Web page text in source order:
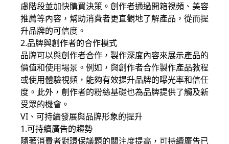
慮階段並加快購買決策。創作者通過開箱視頻、美容
推薦等內容，幫助消費者更直觀地了解產品，從而提
升品牌的可信度。
2.品牌與創作者的合作模式
品牌可以與創作者合作，製作深度內容來展示產品的
價值和使用場景。例如，與創作者合作製作產品教程
或使用體驗視頻，能夠有效提升品牌的曝光率和信任
度。此外，創作者的粉絲基礎也為品牌提供了觸及新
受眾的機會。
VI、可持續發展與品牌形象的提升
1.可持續廣告的趨勢
隨著消費者對環保議題的關注度提高，可持續廣告已